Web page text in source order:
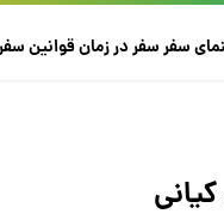
سفرسفر در زمانقوانین